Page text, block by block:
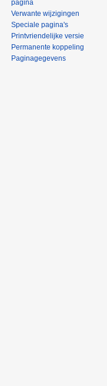
pagina
Verwante wijzigingen
Speciale pagina's
Printvriendelijke versie
Permanente koppeling
Paginagegevens